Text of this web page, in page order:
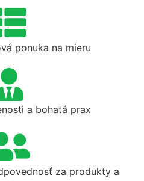
ponuka na mieru
a bohatá prax
za produkty a